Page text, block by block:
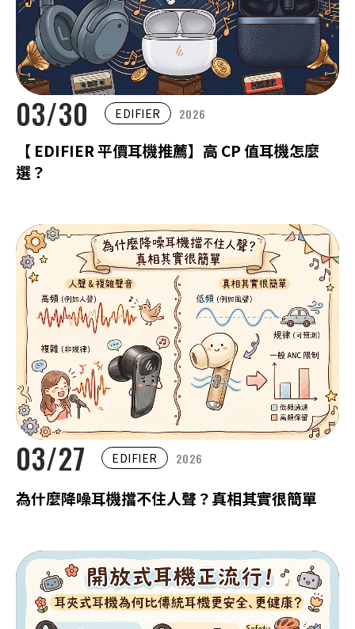
03/30 EDIFIER 2026
【 EDIFIER 平價耳機推薦】高 CP 值耳機怎麼
選？
03/27 EDIFIER 2026
為什麼降噪耳機擋不住人聲？真相其實很簡單